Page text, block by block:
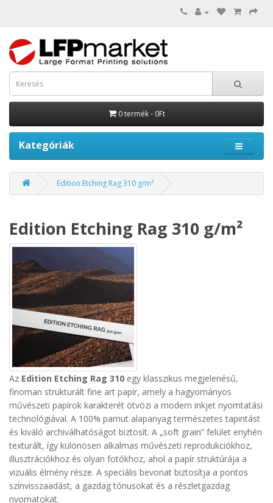
0 termék - 0Ft
Kategóriák
Edition Etching Rag 310 g/m²
Edition Etching Rag 310 g/m²
Az Edition Etching Rag 310 egy klasszikus megjelenésű,
finoman strukturált fine art papír, amely a hagyományos
művészeti papírok karakterét ötvözi a modern inkjet nyomtatási
technológiával. A 100% pamut alapanyag természetes tapintást
és kiváló archiválhatóságot biztosít. A „soft grain” felület enyhén
texturált, így különösen alkalmas művészeti reprodukciókhoz,
illusztrációkhoz és olyan fotókhoz, ahol a papír struktúrája a
vizuális élmény része. A speciális bevonat biztosítja a pontos
színvisszaadást, a gazdag tónusokat és a részletgazdag
nyomatokat.